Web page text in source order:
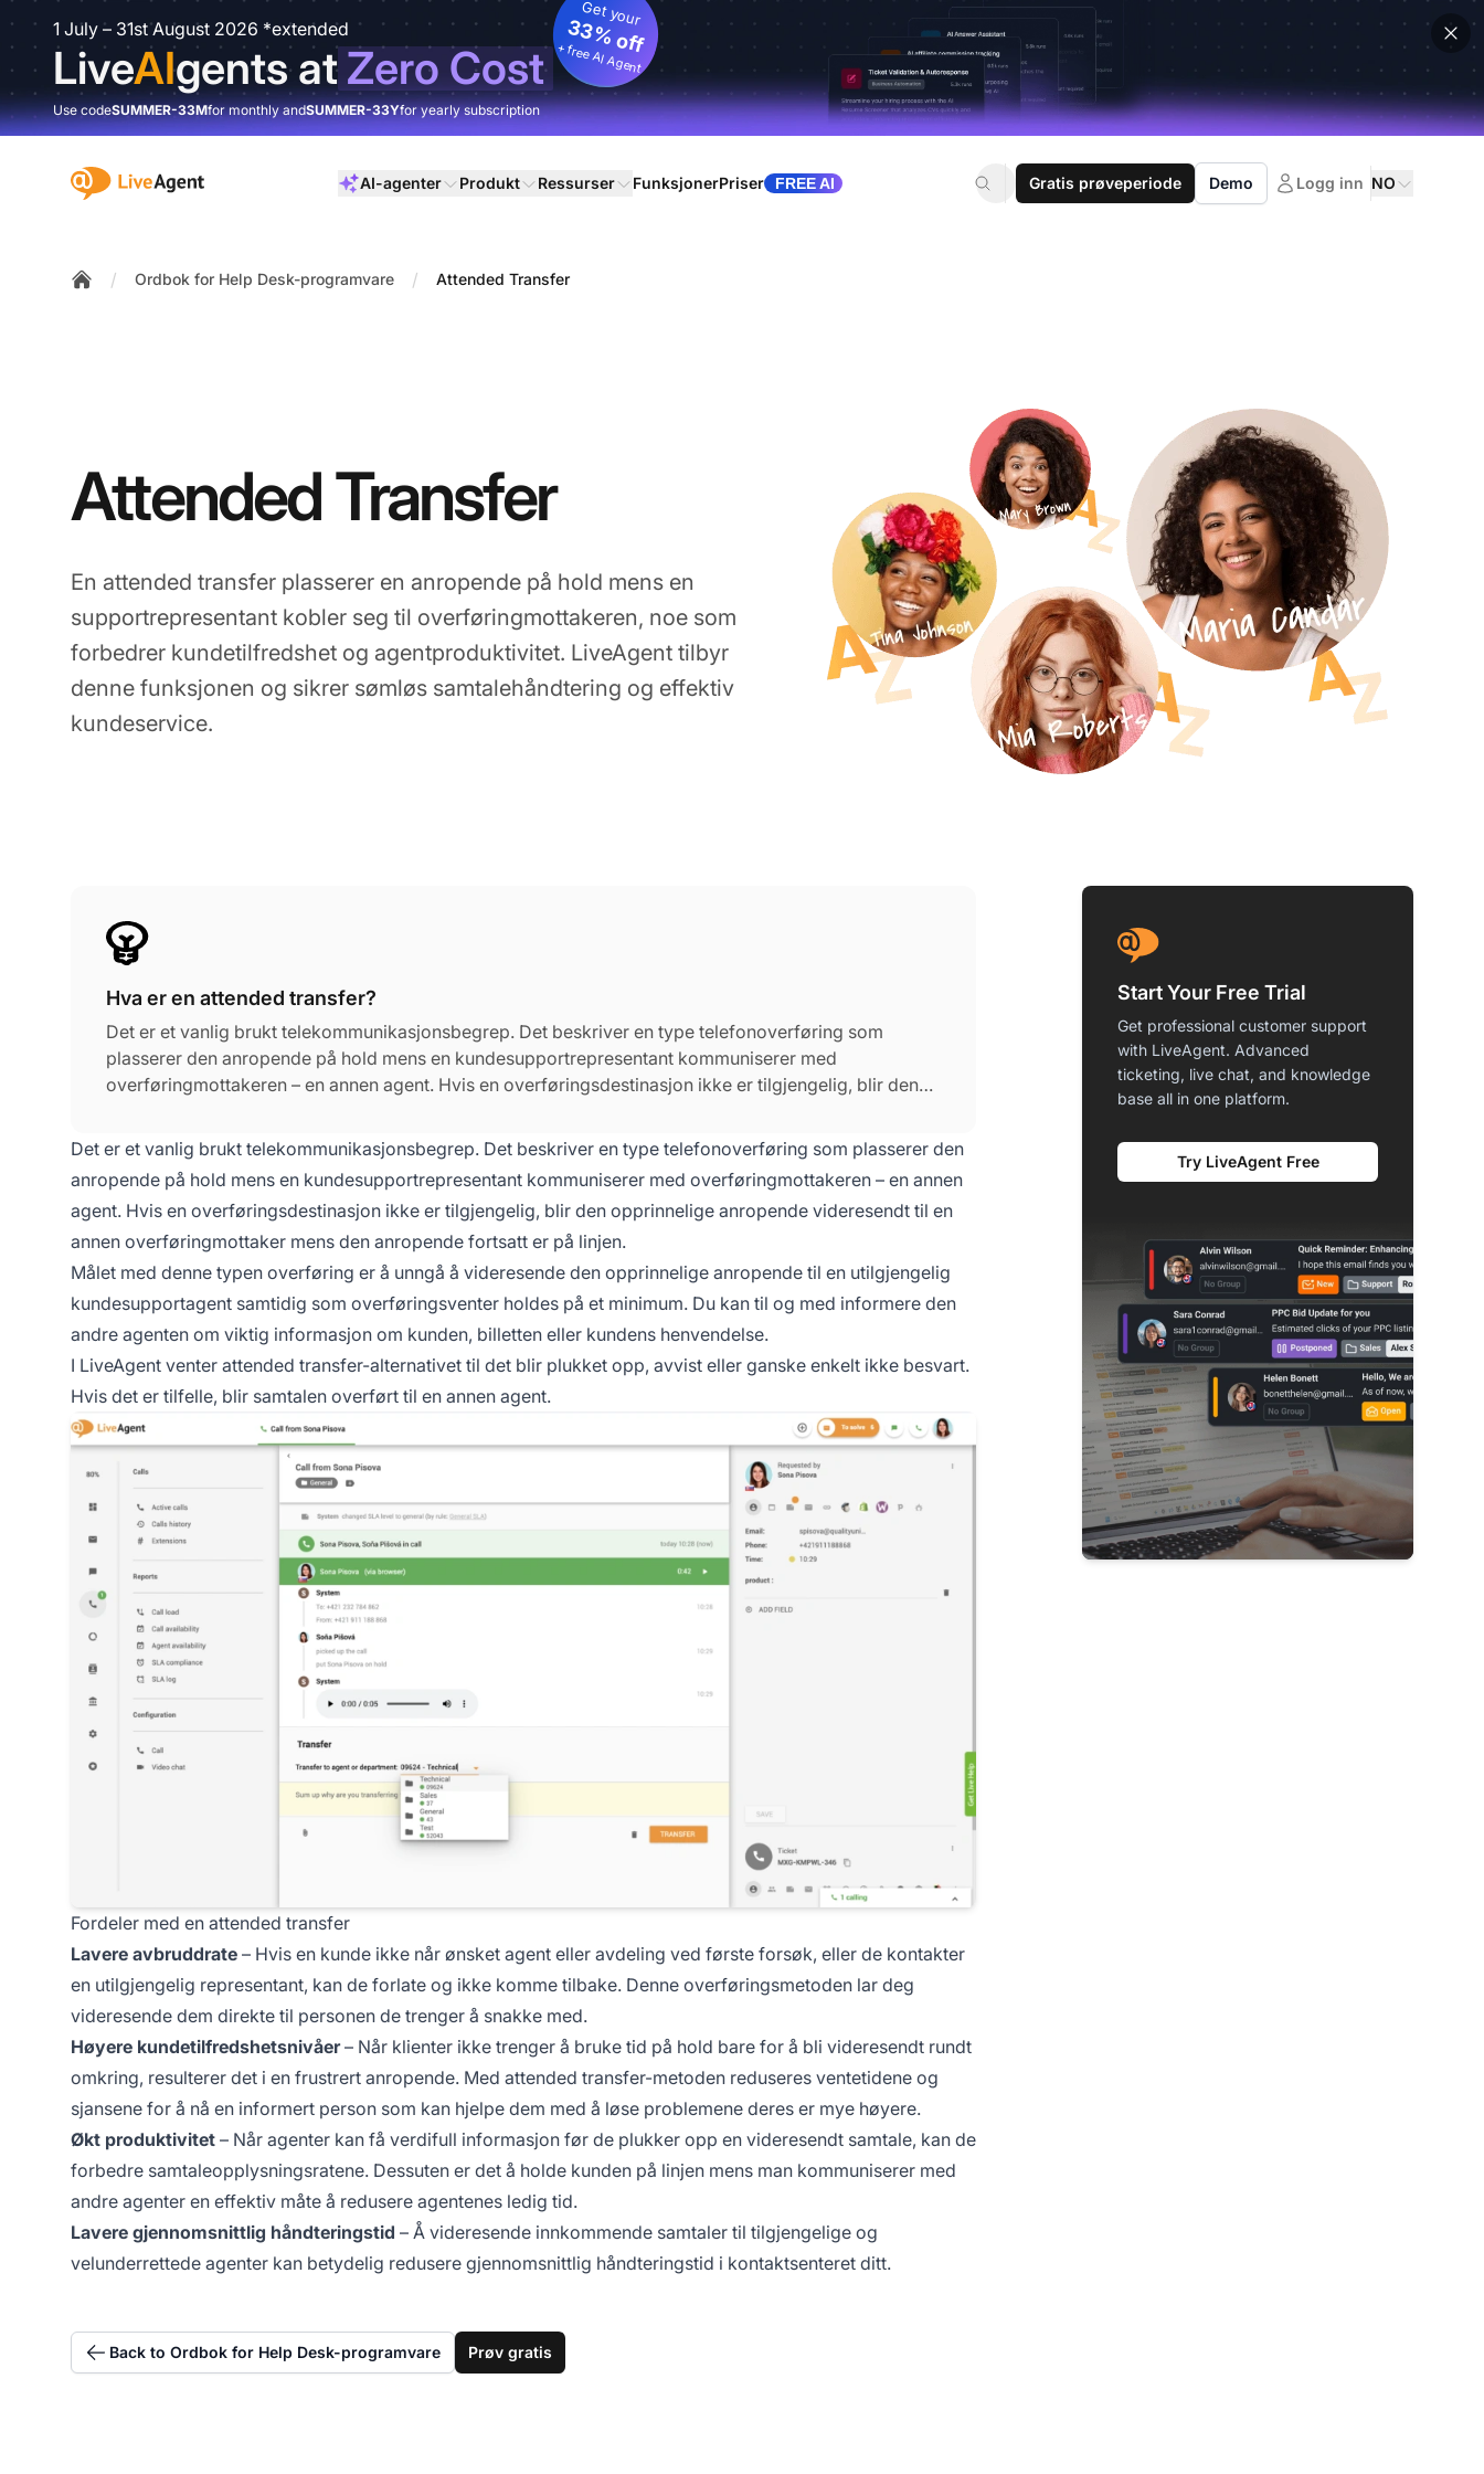
1 July – 31st August 2026 *extended
LiveAIgents atZero Cost
Get your
33% off
+ free AI Agent
Use codeSUMMER-33Mfor monthly andSUMMER-33Yfor yearly subscription
:site.title AI-agenter Produkt Ressurser FunksjonerPriser FREE AI Gratis prøveperiode Demo Logg inn NO
/ Ordbok for Help Desk-programvare / Attended Transfer
Attended Transfer
En attended transfer plasserer en anropende på hold mens en
supportrepresentant kobler seg til overføringmottakeren, noe som
forbedrer kundetilfredshet og agentproduktivitet. LiveAgent tilbyr
denne funksjonen og sikrer sømløs samtalehåndtering og effektiv
kundeservice.
Hva er en attended transfer?
Det er et vanlig brukt telekommunikasjonsbegrep. Det beskriver en type telefonoverføring som
plasserer den anropende på hold mens en kundesupportrepresentant kommuniserer med
overføringmottakeren – en annen agent. Hvis en overføringsdestinasjon ikke er tilgjengelig, blir den
på linjen.
Det er et vanlig brukt telekommunikasjonsbegrep. Det beskriver en type telefonoverføring som plasserer den
anropende på hold mens en kundesupportrepresentant kommuniserer med overføringmottakeren – en annen
agent. Hvis en overføringsdestinasjon ikke er tilgjengelig, blir den opprinnelige anropende videresendt til en
annen overføringmottaker mens den anropende fortsatt er på linjen.
Målet med denne typen overføring er å unngå å videresende den opprinnelige anropende til en utilgjengelig
kundesupportagent samtidig som overføringsventer holdes på et minimum. Du kan til og med informere den
andre agenten om viktig informasjon om kunden, billetten eller kundens henvendelse.
I LiveAgent venter attended transfer-alternativet til det blir plukket opp, avvist eller ganske enkelt ikke besvart.
Hvis det er tilfelle, blir samtalen overført til en annen agent.
Fordeler med en attended transfer
Lavere avbruddrate – Hvis en kunde ikke når ønsket agent eller avdeling ved første forsøk, eller de kontakter
en utilgjengelig representant, kan de forlate og ikke komme tilbake. Denne overføringsmetoden lar deg
videresende dem direkte til personen de trenger å snakke med.
Høyere kundetilfredshetsnivåer– Når klienter ikke trenger å bruke tid på hold bare for å bli videresendt rundt
omkring, resulterer det i en frustrert anropende. Med attended transfer-metoden reduseres ventetidene og
sjansene for å nå en informert person som kan hjelpe dem med å løse problemene deres er mye høyere.
Økt produktivitet – Når agenter kan få verdifull informasjon før de plukker opp en videresendt samtale, kan de
forbedre samtaleopplysningsratene. Dessuten er det å holde kunden på linjen mens man kommuniserer med
andre agenter en effektiv måte å redusere agentenes ledig tid.
Lavere gjennomsnittlig håndteringstid – Å videresende innkommende samtaler til tilgjengelige og
velunderrettede agenter kan betydelig redusere gjennomsnittlig håndteringstid i kontaktsenteret ditt.
Back to Ordbok for Help Desk-programvare Prøv gratis
Start Your Free Trial
Get professional customer support
with LiveAgent. Advanced
ticketing, live chat, and knowledge
base all in one platform.
Try LiveAgent Free